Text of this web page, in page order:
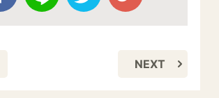
NEXT